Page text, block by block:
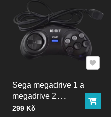
Sega megadrive 1 a
megadrive 2
ovladač
Cena bez DPH
299 Kč Do
Přidat